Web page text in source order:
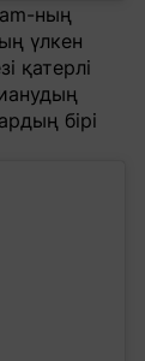
ның
үлкен
қатерлі
бірі